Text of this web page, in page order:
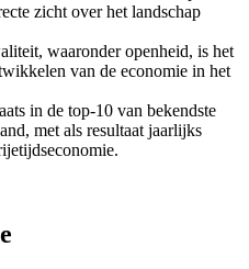
zicht over het landschap
waaronder openheid, is het
van de economie in het
in de top-10 van bekendste
met als resultaat jaarlijks